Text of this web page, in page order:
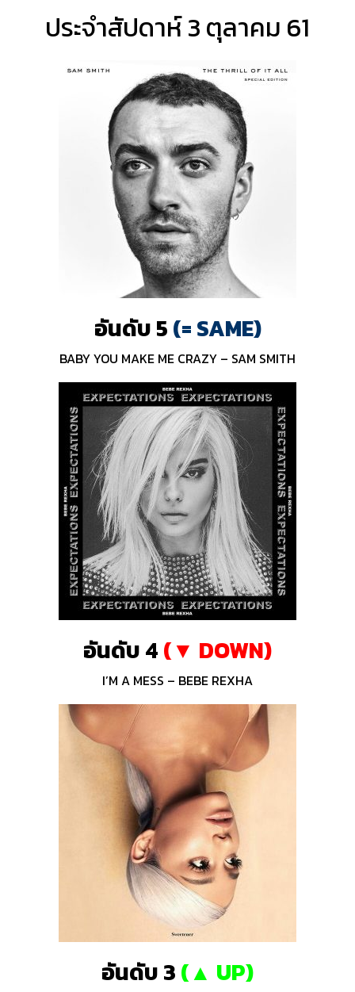
ประจำสัปดาห์ 3 ตุลาคม 61
อันดับ 5(= SAME)
BABY YOU MAKE ME CRAZY – SAM SMITH
อันดับ 4(▼ DOWN)
I’M A MESS – BEBE REXHA
อันดับ 3(▲ UP)